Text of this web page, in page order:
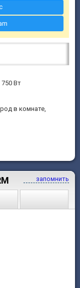
Вт
в комнате,
запомнить